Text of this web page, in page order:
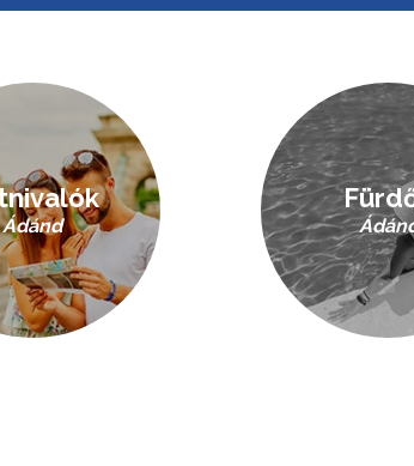
Ádánd